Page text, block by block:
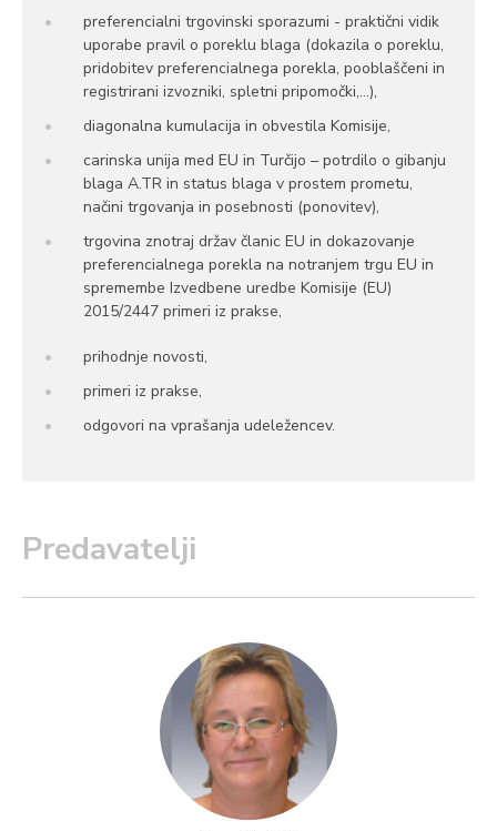
preferencialni trgovinski sporazumi - praktični vidik
uporabe pravil o poreklu blaga (dokazila o poreklu,
pridobitev preferencialnega porekla, pooblaščeni in
registrirani izvozniki, spletni pripomočki,…),
diagonalna kumulacija in obvestila Komisije,
carinska unija med EU in Turčijo – potrdilo o gibanju
blaga A.TR in status blaga v prostem prometu,
načini trgovanja in posebnosti (ponovitev),
trgovina znotraj držav članic EU in dokazovanje
preferencialnega porekla na notranjem trgu EU in
spremembe Izvedbene uredbe Komisije (EU)
2015/2447 primeri iz prakse,
prihodnje novosti,
primeri iz prakse,
odgovori na vprašanja udeležencev.
Predavatelji